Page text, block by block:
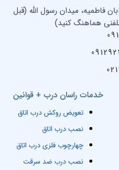
خدمات راسان درب + قوانین
تعویض روکش درب اتاق
نصب درب اتاق
چهارچوب فلزی درب اتاق
نصب درب ضد سرقت
فاطمیه، میدان رسول الله (قبل
هماهنگ کنید)